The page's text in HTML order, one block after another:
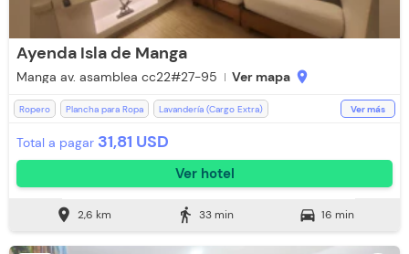
Ayenda Isla de Manga
Manga av. asamblea cc22#27-95 Ver mapa location_on
Ropero Plancha para Ropa
Lavandería (Cargo Extra)
Escritorio
Estación de Café
Ver más
Total a pagar 31,81 USD
Ver hotel
location_on 2,6 km directions_walk 33 min directions_car 16 min